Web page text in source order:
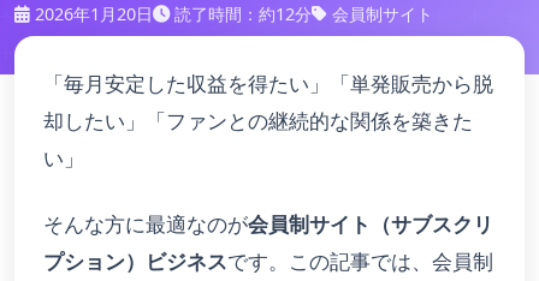
2026年1月20日 読了時間：約12分 会員制サイト
「毎月安定した収益を得たい」「単発販売から脱
却したい」「ファンとの継続的な関係を築きた
い」
そんな方に最適なのが会員制サイト（サブスクリ
プション）ビジネスです。この記事では、会員制